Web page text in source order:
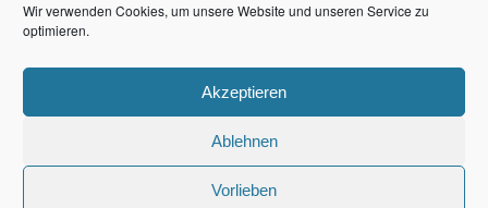
Wir verwenden Cookies, um unsere Website und unseren Service zu
optimieren.
Akzeptieren
Ablehnen
Vorlieben
© 2025 - Tangotaverne Landau e.V.